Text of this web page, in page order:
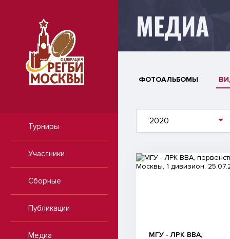
Турниры
Участники
Сборные
Публикации
Медиа
МЕДИА
ФОТОАЛЬБОМЫ
2020
Видео
МГУ - ЛРК ВВА,